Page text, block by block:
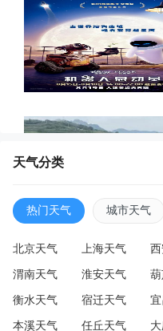
天气分类
热门天气 城市天气
北京天气 上海天气
渭南天气 淮安天气
衡水天气 宿迁天气
本溪天气 任丘天气